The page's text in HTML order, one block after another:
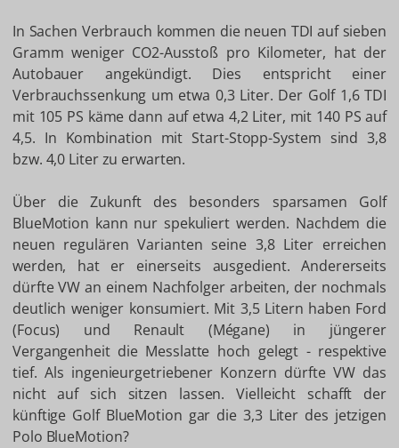
In Sachen Verbrauch kommen die neuen TDI auf sieben
Gramm weniger CO2-Ausstoß pro Kilometer, hat der
Autobauer angekündigt. Dies entspricht einer
Verbrauchssenkung um etwa 0,3 Liter. Der Golf 1,6 TDI
mit 105 PS käme dann auf etwa 4,2 Liter, mit 140 PS auf
4,5. In Kombination mit Start-Stopp-System sind 3,8
bzw. 4,0 Liter zu erwarten.
Über die Zukunft des besonders sparsamen Golf
BlueMotion kann nur spekuliert werden. Nachdem die
neuen regulären Varianten seine 3,8 Liter erreichen
werden, hat er einerseits ausgedient. Andererseits
dürfte VW an einem Nachfolger arbeiten, der nochmals
deutlich weniger konsumiert. Mit 3,5 Litern haben Ford
(Focus) und Renault (Mégane) in jüngerer
Vergangenheit die Messlatte hoch gelegt - respektive
tief. Als ingenieurgetriebener Konzern dürfte VW das
nicht auf sich sitzen lassen. Vielleicht schafft der
künftige Golf BlueMotion gar die 3,3 Liter des jetzigen
Polo BlueMotion?